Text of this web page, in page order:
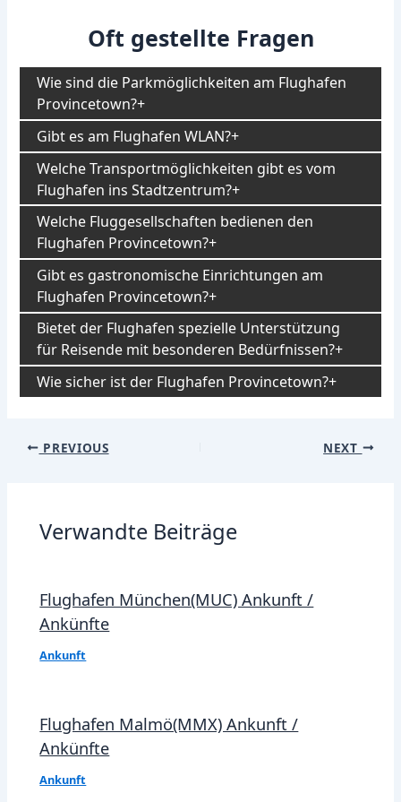
Oft gestellte Fragen
Wie sind die Parkmöglichkeiten am Flughafen
Provincetown?
Gibt es am Flughafen WLAN?
Welche Transportmöglichkeiten gibt es vom
Flughafen ins Stadtzentrum?
Welche Fluggesellschaften bedienen den
Flughafen Provincetown?
Gibt es gastronomische Einrichtungen am
Flughafen Provincetown?
Bietet der Flughafen spezielle Unterstützung
für Reisende mit besonderen Bedürfnissen?
Wie sicher ist der Flughafen Provincetown?
Post
PREVIOUS NEXT
Verwandte Beiträge
Flughafen München(MUC) Ankunft /
Ankünfte
Ankunft
Flughafen Malmö(MMX) Ankunft /
Ankünfte
Ankunft